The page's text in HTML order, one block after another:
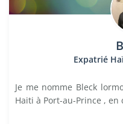
Expatrié
Je me nomme Bleck
Haiti à Port-au-Prince , en